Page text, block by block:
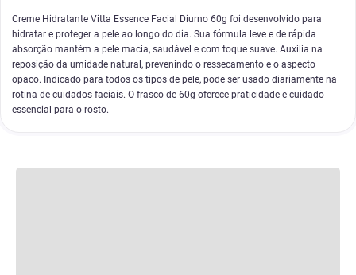
Creme Hidratante Vitta Essence Facial Diurno 60g foi desenvolvido para
hidratar e proteger a pele ao longo do dia. Sua fórmula leve e de rápida
absorção mantém a pele macia, saudável e com toque suave. Auxilia na
reposição da umidade natural, prevenindo o ressecamento e o aspecto
opaco. Indicado para todos os tipos de pele, pode ser usado diariamente na
rotina de cuidados faciais. O frasco de 60g oferece praticidade e cuidado
essencial para o rosto.